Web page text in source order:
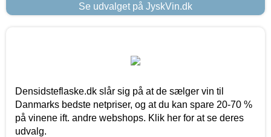
Se udvalget på JyskVin.dk
Densidsteflaske.dk slår sig på at de sælger vin til
Danmarks bedste netpriser, og at du kan spare 20-70 %
på vinene ift. andre webshops. Klik her for at se deres
udvalg.